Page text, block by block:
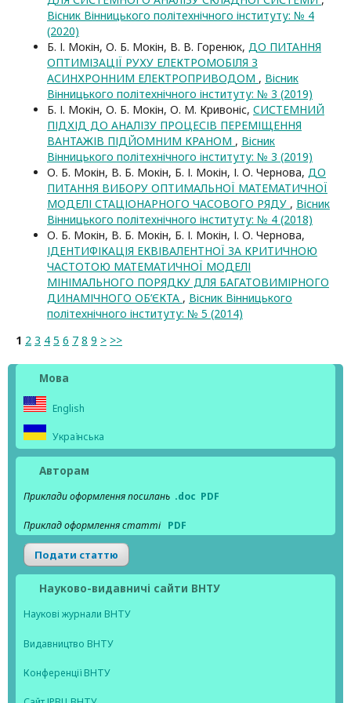
Вісник Вінницького політехнічного інституту: № 4
(2020)
Б. І. Мокін, О. Б. Мокін, В. В. Горенюк, ДО ПИТАННЯ
ОПТИМІЗАЦІЇ РУХУ ЕЛЕКТРОМОБІЛЯ З
АСИНХРОННИМ ЕЛЕКТРОПРИВОДОМ , Вісник
Вінницького політехнічного інституту: № 3 (2019)
Б. І. Мокін, О. Б. Мокін, О. М. Кривоніс, CИСТЕМНИЙ
ПІДХІД ДО АНАЛІЗУ ПРОЦЕСІВ ПЕРЕМІЩЕННЯ
ВАНТАЖІВ ПІДЙОМНИМ КРАНОМ , Вісник
Вінницького політехнічного інституту: № 3 (2019)
О. Б. Мокін, В. Б. Мокін, Б. І. Мокін, І. О. Чернова, ДО
ПИТАННЯ ВИБОРУ ОПТИМАЛЬНОЇ МАТЕМАТИЧНОЇ
МОДЕЛІ СТАЦІОНАРНОГО ЧАСОВОГО РЯДУ , Вісник
Вінницького політехнічного інституту: № 4 (2018)
О. Б. Мокін, В. Б. Мокін, Б. І. Мокін, І. О. Чернова,
ІДЕНТИФІКАЦІЯ ЕКВІВАЛЕНТНОЇ ЗА КРИТИЧНОЮ
ЧАСТОТОЮ МАТЕМАТИЧНОЇ МОДЕЛІ
МІНІМАЛЬНОГО ПОРЯДКУ ДЛЯ БАГАТОВИМІРНОГО
ДИНАМІЧНОГО ОБ’ЄКТА , Вісник Вінницького
політехнічного інституту: № 5 (2014)
1 2 3 4 5 6 7 8 9 > >>
Мова
English
Українська
Авторам
Приклади оформлення посилань .doc PDF
Приклад оформлення статті PDF
Подати статтю
Науково-видавничі сайти ВНТУ
Наукові журнали ВНТУ
Видавництво ВНТУ
Конференції ВНТУ